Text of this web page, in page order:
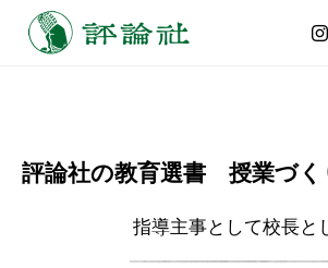
評論社の教育選書 授業づく
指導主事として校長と